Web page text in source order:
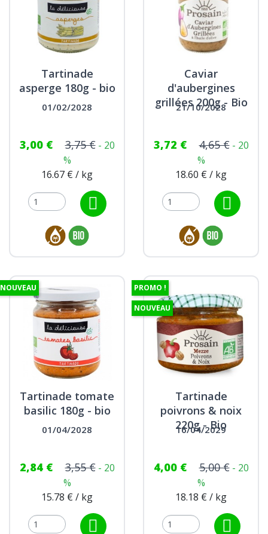
Tartinade
asperge 180g - bio
01/02/2028
3,00 € 3,75 € - 20
%
16.67 € / kg
Caviar
d'aubergines
grillées 200g - Bio
21/10/2028
3,72 € 4,65 € - 20
%
18.60 € / kg
Tartinade tomate
basilic 180g - bio
01/04/2028
2,84 € 3,55 € - 20
%
15.78 € / kg
NOUVEAU
Tartinade
poivrons & noix
220g - Bio
16/04/2029
4,00 € 5,00 € - 20
%
18.18 € / kg
PROMO !
NOUVEAU